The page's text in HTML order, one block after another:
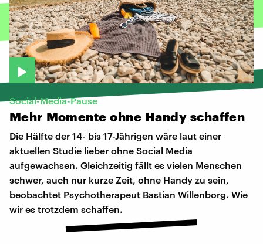
Social-Media-Pause
Mehr Momente ohne Handy schaffen
Die Hälfte der 14- bis 17-Jährigen wäre laut einer
aktuellen Studie lieber ohne Social Media
aufgewachsen. Gleichzeitig fällt es vielen Menschen
schwer, auch nur kurze Zeit, ohne Handy zu sein,
beobachtet Psychotherapeut Bastian Willenborg. Wie
wir es trotzdem schaffen.